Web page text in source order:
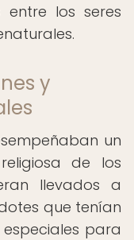
entre los seres
y
un
de los
llevados a
que tenían
para